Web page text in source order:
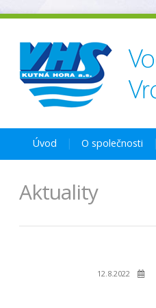
Úvod O společnosti
Aktuality
12.8.2022